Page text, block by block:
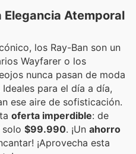
Elegancia Atemporal
los Ray-Ban son un
Wayfarer o los
nunca pasan de moda
para el día a día,
ese aire de sofisticación.
oferta imperdible: de
$99.990. ¡Un ahorro
¡Aprovecha esta